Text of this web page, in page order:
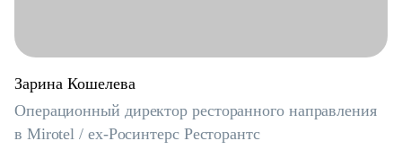
Зарина Кошелева
Операционный директор ресторанного направления
в Mirotel / ex-Росинтерс Ресторантс